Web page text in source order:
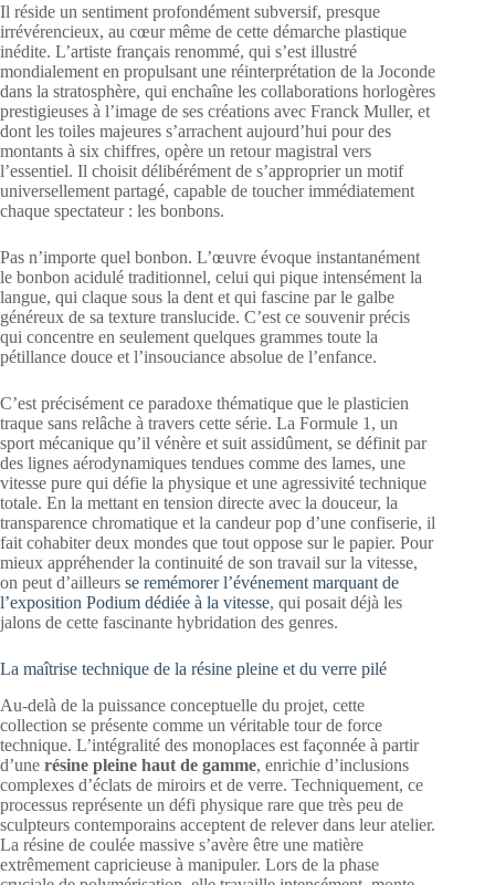
Il réside un sentiment profondément subversif, presque
irrévérencieux, au cœur même de cette démarche plastique
inédite. L’artiste français renommé, qui s’est illustré
mondialement en propulsant une réinterprétation de la Joconde
dans la stratosphère, qui enchaîne les collaborations horlogères
prestigieuses à l’image de ses créations avec Franck Muller, et
dont les toiles majeures s’arrachent aujourd’hui pour des
montants à six chiffres, opère un retour magistral vers
l’essentiel. Il choisit délibérément de s’approprier un motif
universellement partagé, capable de toucher immédiatement
chaque spectateur : les bonbons.
Pas n’importe quel bonbon. L’œuvre évoque instantanément
le bonbon acidulé traditionnel, celui qui pique intensément la
langue, qui claque sous la dent et qui fascine par le galbe
généreux de sa texture translucide. C’est ce souvenir précis
qui concentre en seulement quelques grammes toute la
pétillance douce et l’insouciance absolue de l’enfance.
C’est précisément ce paradoxe thématique que le plasticien
traque sans relâche à travers cette série. La Formule 1, un
sport mécanique qu’il vénère et suit assidûment, se définit par
des lignes aérodynamiques tendues comme des lames, une
vitesse pure qui défie la physique et une agressivité technique
totale. En la mettant en tension directe avec la douceur, la
transparence chromatique et la candeur pop d’une confiserie, il
fait cohabiter deux mondes que tout oppose sur le papier. Pour
mieux appréhender la continuité de son travail sur la vitesse,
on peut d’ailleurs se remémorer l’événement marquant de
l’exposition Podium dédiée à la vitesse, qui posait déjà les
jalons de cette fascinante hybridation des genres.
La maîtrise technique de la résine pleine et du verre pilé
Au-delà de la puissance conceptuelle du projet, cette
collection se présente comme un véritable tour de force
technique. L’intégralité des monoplaces est façonnée à partir
d’une résine pleine haut de gamme, enrichie d’inclusions
complexes d’éclats de miroirs et de verre. Techniquement, ce
processus représente un défi physique rare que très peu de
sculpteurs contemporains acceptent de relever dans leur atelier.
La résine de coulée massive s’avère être une matière
extrêmement capricieuse à manipuler. Lors de la phase